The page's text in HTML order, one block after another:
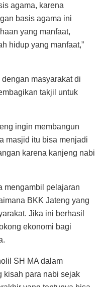
agama, karena
basis agama ini
yang manfaat,
hidup yang manfaat,”
masyarakat di
takjil untuk
ingin membangun
masjid itu bisa menjadi
karena kanjeng nabi
mengambil pelajaran
BKK Jateng yang
Jika ini berhasil
ekonomi bagi
SH MA dalam
kisah para nabi sejak